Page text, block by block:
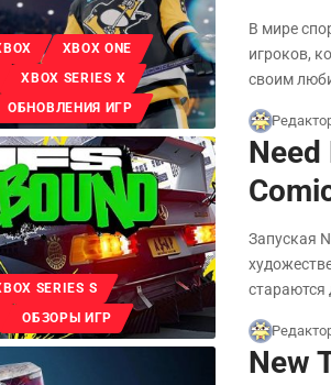
XBOX ONE
XBOX SERIES X
ОБНОВЛЕНИЯ ИГР
В мире
игроков,
своим
SERIES S
ОБЗОРЫ ИГР
Need
Запуская
стараются
New